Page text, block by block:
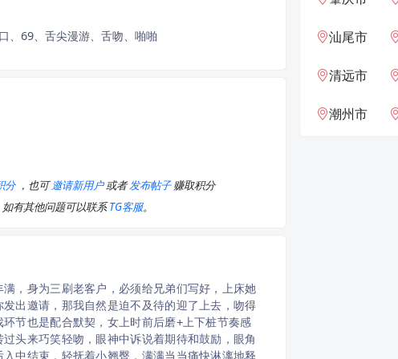
、69、舌尖漫游、舌吻、啪啪
分 ，也可邀请新用户或者发布帖子赚取积分
有其他问题可以联系TG客服。
，身为三刷老客户，必须给兄弟们写好，上床她
出邀请，那我自然是迫不及待的迎了上去，吻得
节也是配合默契，女上时前后磨+上下桩节奏感
头来巧笑轻吻，眼神中诉说着期待和鼓励，眼角
中结束，轻抚着小翘臀，满满当当痛快淋漓地释
汕尾市
清远市
潮州市